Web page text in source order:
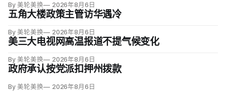
By 美轮美换 2026年8月6日
五角大楼政策主管访华遇冷
By 美轮美换 2026年8月6日
美三大电视网高温报道不提气候变化
By 美轮美换 2026年8月6日
政府承认按党派扣押州拨款
By 美轮美换 2026年8月6日